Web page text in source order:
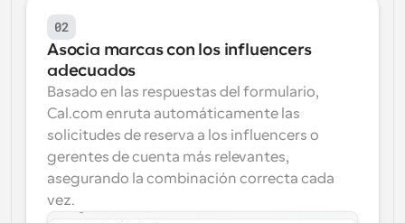
02
Asocia marcas con los influencers
adecuados
Basado en las respuestas del formulario,
Cal.com enruta automáticamente las
solicitudes de reserva a los influencers o
gerentes de cuenta más relevantes,
asegurando la combinación correcta cada
vez.